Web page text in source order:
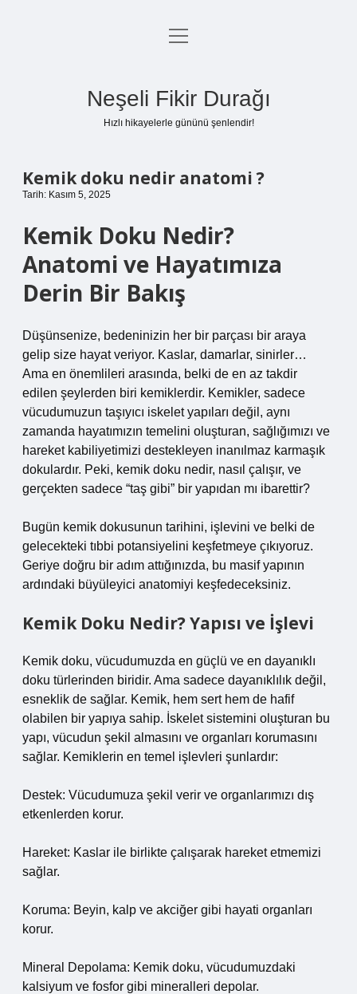
Anasayfa
menüyü
Neşeli Fikir Durağı
Hızlı hikayelerle gününü şenlendir!
Kemik doku nedir anatomi ?
Tarih: Kasım 5, 2025
Kemik Doku Nedir?
Anatomi ve Hayatımıza
Derin Bir Bakış
Düşünsenize, bedeninizin her bir parçası bir araya
gelip size hayat veriyor. Kaslar, damarlar, sinirler…
Ama en önemlileri arasında, belki de en az takdir
edilen şeylerden biri kemiklerdir. Kemikler, sadece
vücudumuzun taşıyıcı iskelet yapıları değil, aynı
zamanda hayatımızın temelini oluşturan, sağlığımızı ve
hareket kabiliyetimizi destekleyen inanılmaz karmaşık
dokulardır. Peki, kemik doku nedir, nasıl çalışır, ve
gerçekten sadece “taş gibi” bir yapıdan mı ibarettir?
Bugün kemik dokusunun tarihini, işlevini ve belki de
gelecekteki tıbbi potansiyelini keşfetmeye çıkıyoruz.
Geriye doğru bir adım attığınızda, bu masif yapının
ardındaki büyüleyici anatomiyi keşfedeceksiniz.
Kemik Doku Nedir? Yapısı ve İşlevi
Kemik doku, vücudumuzda en güçlü ve en dayanıklı
doku türlerinden biridir. Ama sadece dayanıklılık değil,
esneklik de sağlar. Kemik, hem sert hem de hafif
olabilen bir yapıya sahip. İskelet sistemini oluşturan bu
yapı, vücudun şekil almasını ve organları korumasını
sağlar. Kemiklerin en temel işlevleri şunlardır:
Destek: Vücudumuza şekil verir ve organlarımızı dış
etkenlerden korur.
Hareket: Kaslar ile birlikte çalışarak hareket etmemizi
sağlar.
Koruma: Beyin, kalp ve akciğer gibi hayati organları
korur.
Mineral Depolama: Kemik doku, vücudumuzdaki
kalsiyum ve fosfor gibi mineralleri depolar.